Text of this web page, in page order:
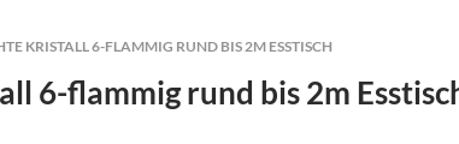
KRISTALL 6-FLAMMIG RUND BIS 2M ESSTISCH
6-flammig rund bis 2m